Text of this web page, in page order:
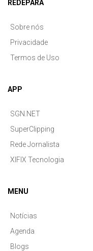
REDEPARÁ
Sobre nós
Privacidade
Termos de Uso
APP
SGN.NET
SuperClipping
Rede Jornalista
XIFIX Tecnologia
MENU
Notícias
Agenda
Blogs